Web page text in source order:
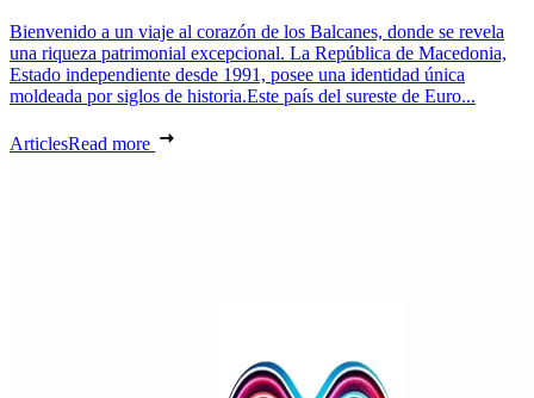
Bienvenido a un viaje al corazón de los Balcanes, donde se revela
una riqueza patrimonial excepcional. La República de Macedonia,
Estado independiente desde 1991, posee una identidad única
moldeada por siglos de historia.Este país del sureste de Euro...
ArticlesRead more